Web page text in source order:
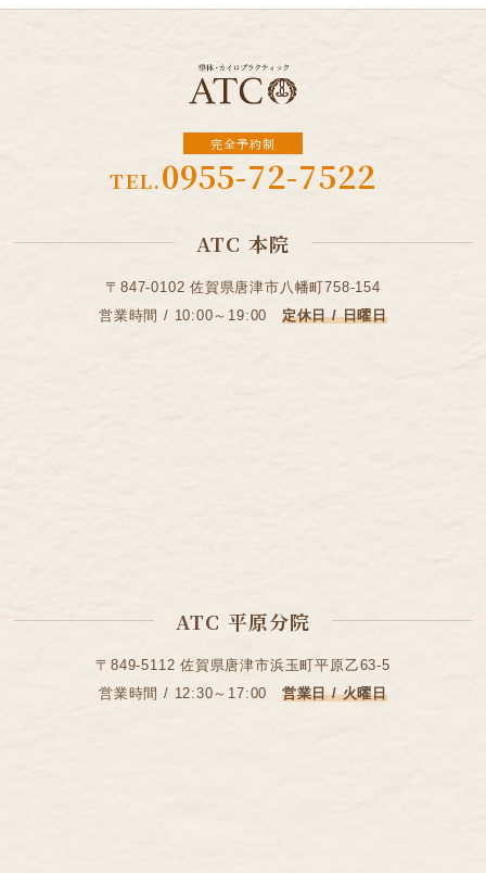
完全予約制
TEL.0955-72-7522
ATC 本院
〒847-0102 佐賀県唐津市八幡町758-154
営業時間 / 10:00～19:00 定休日 / 日曜日
ATC 平原分院
〒849-5112 佐賀県唐津市浜玉町平原乙63-5
営業時間 / 12:30～17:00 営業日 / 火曜日